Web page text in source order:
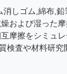
消しゴム,綿布,
および湿った
摩擦をシミュ
検査や材料研究